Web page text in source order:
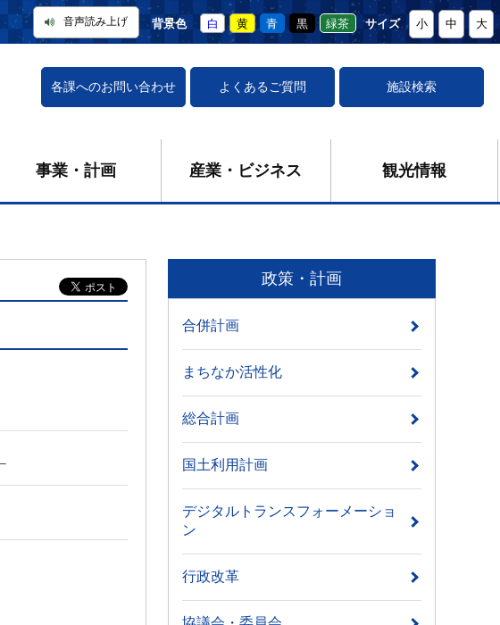
音声読み上げ 背景色 白 黄 青 黒 緑茶 サイズ 小 中 大
各課へのお問い合わせ よくあるご質問 施設検索
事業・計画 産業・ビジネス 観光情報
政策・計画
合併計画
まちなか活性化
総合計画
国土利用計画
デジタルトランスフォーメーショ
ン
行政改革